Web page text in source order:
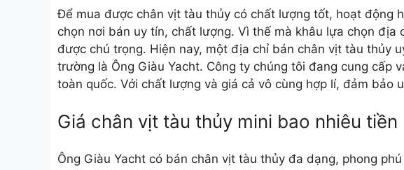
Để mua được chân vịt tàu thủy có chất lượng tốt, hoạt động
chọn nơi bán uy tín, chất lượng. Vì thế mà khâu lựa chọn địa
được chú trọng. Hiện nay, một địa chỉ bán chân vịt tàu thủy
trường là Ông Giàu Yacht. Công ty chúng tôi đang cung cấp
toàn quốc. Với chất lượng và giá cả vô cùng hợp lí, đảm bảo
Giá chân vịt tàu thủy mini bao nhiêu tiền
Ông Giàu Yacht có bán chân vịt tàu thủy đa dạng, phong